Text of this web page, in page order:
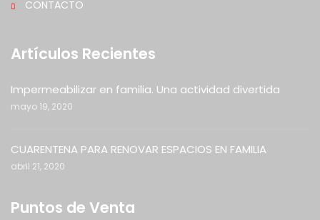
CONTACTO
Artículos Recientes
Impermeabilizar en familia. Una actividad divertida
mayo 19, 2020
CUARENTENA PARA RENOVAR ESPACIOS EN FAMILIA
abril 21, 2020
Puntos de Venta